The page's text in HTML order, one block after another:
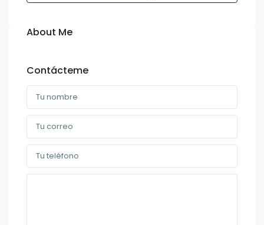
About Me
Contácteme